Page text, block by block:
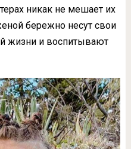
никак не мешает их
бережно несут свои
жизни и воспитывают